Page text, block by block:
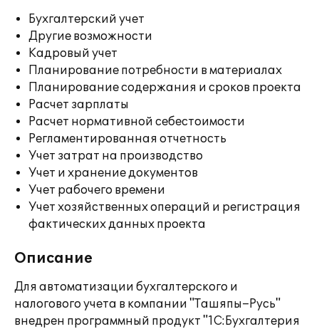
Бухгалтерский учет
Другие возможности
Кадровый учет
Планирование потребности в материалах
Планирование содержания и сроков проекта
Расчет зарплаты
Расчет нормативной себестоимости
Регламентированная отчетность
Учет затрат на производство
Учет и хранение документов
Учет рабочего времени
Учет хозяйственных операций и регистрация
фактических данных проекта
Описание
Для автоматизации бухгалтерского и
налогового учета в компании "Ташяпы–Русь"
внедрен программный продукт "1С:Бухгалтерия